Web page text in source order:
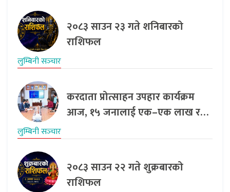
२०८३ साउन २३ गते शनिबारको
राशिफल
लुम्बिनी सञ्‍चार
करदाता प्रोत्साहन उपहार कार्यक्रम
आज, १५ जनालाई एक–एक लाख र…
लुम्बिनी सञ्‍चार
२०८३ साउन २२ गते शुक्रबारको
राशिफल